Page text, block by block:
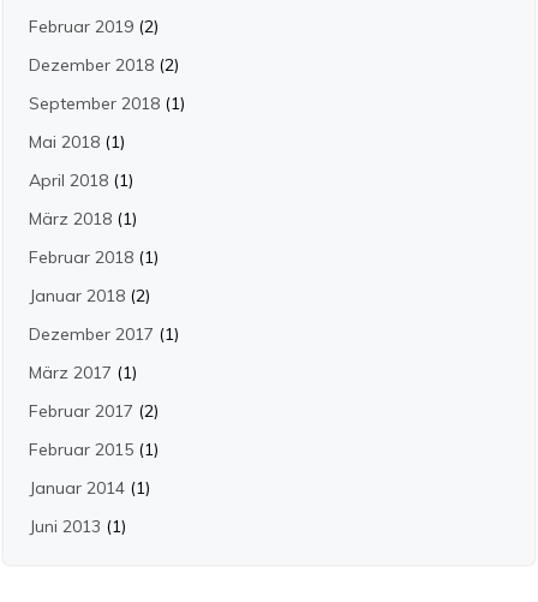
Februar 2019 (2)
Dezember 2018 (2)
September 2018 (1)
Mai 2018 (1)
April 2018 (1)
März 2018 (1)
Februar 2018 (1)
Januar 2018 (2)
Dezember 2017 (1)
März 2017 (1)
Februar 2017 (2)
Februar 2015 (1)
Januar 2014 (1)
Juni 2013 (1)